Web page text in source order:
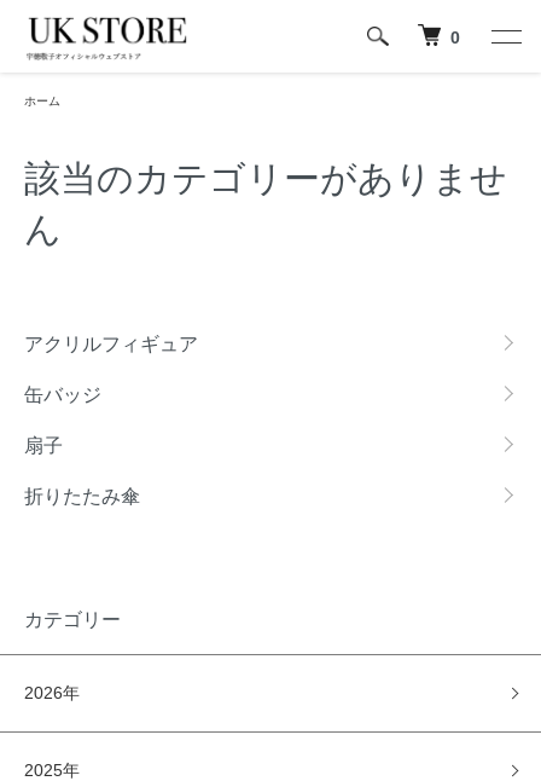
0
ホーム
該当のカテゴリーがありませ
ん
アクリルフィギュア
缶バッジ
扇子
折りたたみ傘
カテゴリー
2026年
2025年